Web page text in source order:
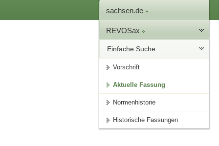
sachsen.de
REVOSax
Einfache Suche
Vorschrift
Aktuelle Fassung
Normenhistorie
Historische Fassungen